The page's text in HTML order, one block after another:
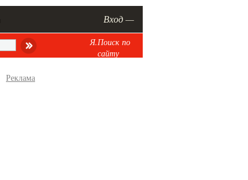
Вход —
Я.Поиск по
сайту
Реклама